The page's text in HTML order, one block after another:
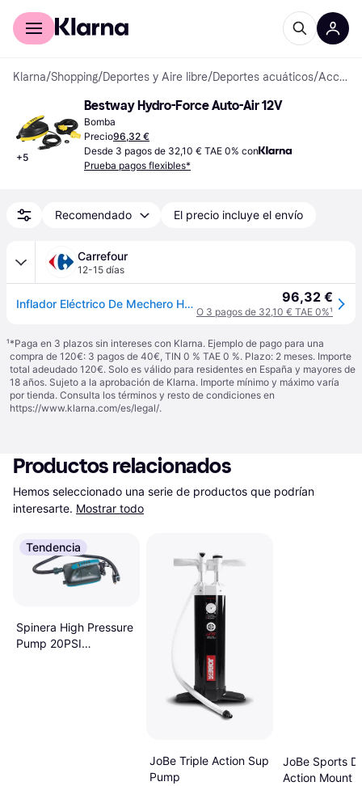
Comprar con Klarna
Klarna/Shopping/Deportes y Aire libre/Deportes acuáticos/ Accesorios de SUP
+5
Bestway Hydro-Force Auto-Air 12V
Bomba
Precio96,32 €
Desde 3 pagos de 32,10 € TAE 0% con
Prueba pagos flexibles*
Recomendado El precio incluye el envío
Carrefour
12-15 días
Inflador Eléctrico De Mechero Hydro Force Bestway 12v 23,5x14x13 Cm Pantalla Lcd 96,32 €
O 3 pagos de 32,10 € TAE 0%¹
¹*Paga en 3 plazos sin intereses con Klarna. Ejemplo de pago para una
compra de 120€: 3 pagos de 40€, TIN 0 % TAE 0 %. Plazo: 2 meses. Importe
total adeudado 120€. Solo es válido para residentes en España y mayores de
18 años. Sujeto a la aprobación de Klarna. Importe mínimo y máximo varía
por tienda. Consulta los términos y resto de condiciones en
https://www.klarna.com/es/legal/.
Productos relacionados
Hemos seleccionado una serie de productos que podrían
interesarte. Mostrar todo
Tendencia
Spinera High Pressure
Pump 20PSI
JoBe Triple Action Sup
Pump
JoBe Sports
Action Mount